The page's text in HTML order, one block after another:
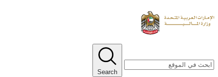
Search